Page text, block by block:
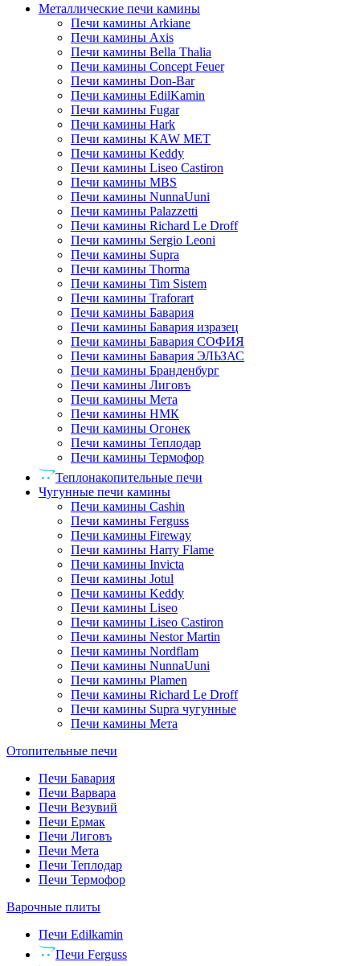
Металлические печи камины
Печи камины Arkiane
Печи камины Axis
Печи камины Bella Thalia
Печи камины Concept Feuer
Печи камины Don-Bar
Печи камины EdilKamin
Печи камины Fugar
Печи камины Hark
Печи камины KAW MET
Печи камины Keddy
Печи камины Liseo Castiron
Печи камины MBS
Печи камины NunnaUuni
Печи камины Palazzetti
Печи камины Richard Le Droff
Печи камины Sergio Leoni
Печи камины Supra
Печи камины Thorma
Печи камины Tim Sistem
Печи камины Traforart
Печи камины Бавария
Печи камины Бавария изразец
Печи камины Бавария СОФИЯ
Печи камины Бавария ЭЛЬЗАС
Печи камины Бранденбург
Печи камины Лиговъ
Печи камины Мета
Печи камины НМК
Печи камины Огонек
Печи камины Теплодар
Печи камины Термофор
Теплонакопительные печи
Чугунные печи камины
Печи камины Cashin
Печи камины Ferguss
Печи камины Fireway
Печи камины Harry Flame
Печи камины Invicta
Печи камины Jotul
Печи камины Keddy
Печи камины Liseo
Печи камины Liseo Castiron
Печи камины Nestor Martin
Печи камины Nordflam
Печи камины NunnaUuni
Печи камины Plamen
Печи камины Richard Le Droff
Печи камины Supra чугунные
Печи камины Мета
Отопительные печи
Печи Бавария
Печи Варвара
Печи Везувий
Печи Ермак
Печи Лиговъ
Печи Мета
Печи Теплодар
Печи Термофор
Варочные плиты
Печи Edilkamin
Печи Ferguss